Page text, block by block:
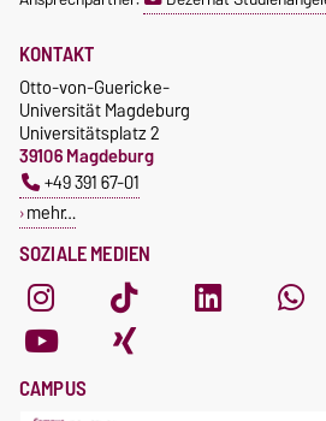
SOZIALE MEDIEN
KONTAKT
Otto-von-Guericke-
Universität Magdeburg
Universitätsplatz 2
39106 Magdeburg
+49 391 67-01
mehr…
CAMPUS